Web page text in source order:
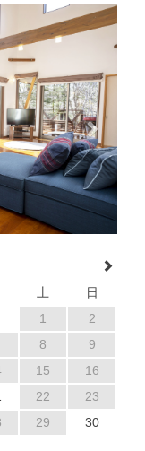
Next
土
日
1
2
8
9
15
16
22
23
29
30